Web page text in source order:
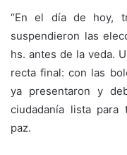
“En el día de hoy,
suspendieron las
hs. antes de la veda.
recta final: con las
ya presentaron y
ciudadanía lista para
paz.